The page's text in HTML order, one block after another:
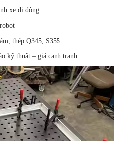
xe di động
thép Q345, S355...
kỹ thuật – giá cạnh tranh